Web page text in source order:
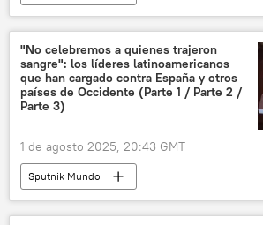
"No celebremos a quienes trajeron
sangre": los líderes latinoamericanos
que han cargado contra España y otros
países de Occidente (Parte 1 / Parte 2 /
Parte 3)
1 de agosto 2025, 20:43 GMT
Sputnik Mundo